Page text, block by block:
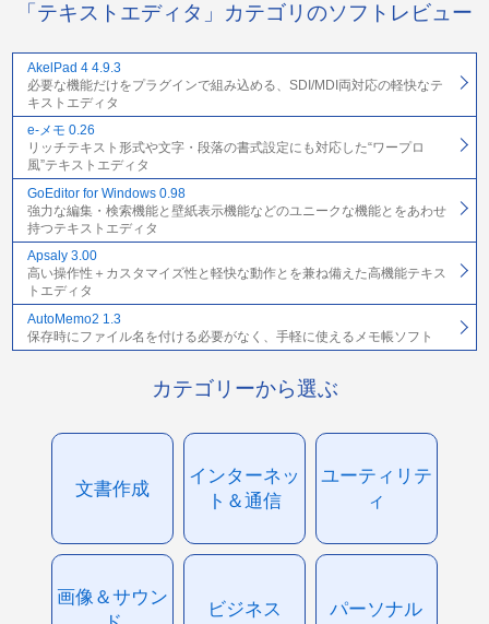
「テキストエディタ」カテゴリのソフトレビュー
AkelPad 4 4.9.3
必要な機能だけをプラグインで組み込める、SDI/MDI両対応の軽快なテ
キストエディタ
e-メモ 0.26
リッチテキスト形式や文字・段落の書式設定にも対応した“ワープロ
風”テキストエディタ
GoEditor for Windows 0.98
強力な編集・検索機能と壁紙表示機能などのユニークな機能とをあわせ
持つテキストエディタ
Apsaly 3.00
高い操作性＋カスタマイズ性と軽快な動作とを兼ね備えた高機能テキス
トエディタ
AutoMemo2 1.3
保存時にファイル名を付ける必要がなく、手軽に使えるメモ帳ソフト
カテゴリーから選ぶ
文書作成
インターネッ
ト＆通信
ユーティリテ
ィ
画像＆サウン
ビジネス パーソナル